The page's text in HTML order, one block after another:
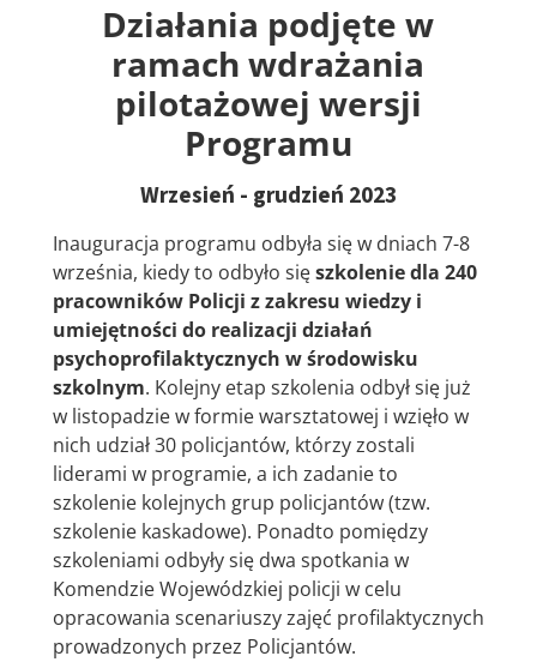
Działania podjęte w
ramach wdrażania
pilotażowej wersji
Programu
Wrzesień - grudzień 2023
Inauguracja programu odbyła się w dniach 7-8
września, kiedy to odbyło sięszkolenie dla 240
pracowników Policji z zakresu wiedzy i
umiejętności do realizacji działań
psychoprofilaktycznych w środowisku
szkolnym. Kolejny etap szkolenia odbył się już
w listopadzie w formie warsztatowej i wzięło w
nich udział 30 policjantów, którzy zostali
liderami w programie, a ich zadanie to
szkolenie kolejnych grup policjantów (tzw.
szkolenie kaskadowe). Ponadto pomiędzy
szkoleniami odbyły się dwa spotkania w
Komendzie Wojewódzkiej policji w celu
opracowania scenariuszy zajęć profilaktycznych
prowadzonych przez Policjantów.